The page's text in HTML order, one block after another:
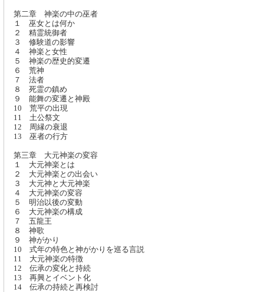
第二章 神楽の中の巫者
１ 巫女とは何か
２ 精霊統御者
３ 修験道の影響
４ 神楽と女性
５ 神楽の歴史的変遷
６ 荒神
７ 法者
８ 死霊の鎮め
９ 能舞の変遷と神殿
10 荒平の出現
11 土公祭文
12 周縁の衰退
13 巫者の行方
第三章 大元神楽の変容
１ 大元神楽とは
２ 大元神楽との出会い
３ 大元神と大元神楽
４ 大元神楽の変容
５ 明治以後の変動
６ 大元神楽の構成
７ 五龍王
８ 神歌
９ 神がかり
10 式年の特色と神がかりを巡る言説
11 大元神楽の特徴
12 伝承の変化と持続
13 再興とイベント化
14 伝承の持続と再検討